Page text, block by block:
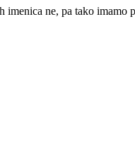
ne, pa tako imamo